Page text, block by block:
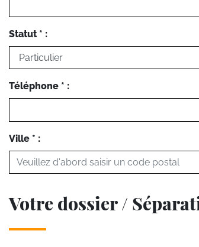
Statut * :
Téléphone * :
Ville * :
Votre dossier /